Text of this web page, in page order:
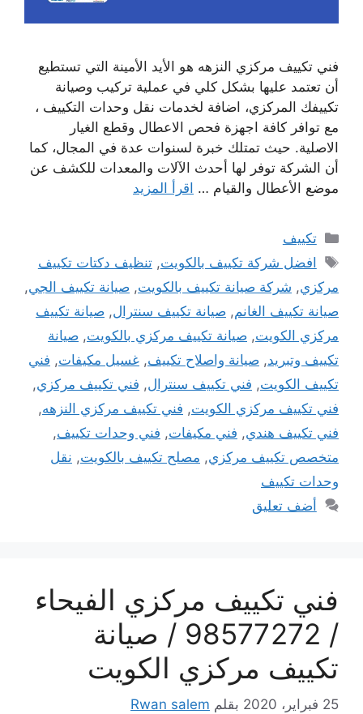
فني تكييف مركزي النزهه هو الأيد الأمينة التي تستطيع
أن تعتمد عليها بشكل كلي في عملية تركيب وصيانة
تكييفك المركزي، اضافة لخدمات نقل وحدات التكييف ،
مع توافر كافة اجهزة فحص الاعطال وقطع الغيار
الاصلية. حيث تمتلك خبرة لسنوات عدة في المجال، كما
أن الشركة توفر لها أحدث الآلات والمعدات للكشف عن
موضع الأعطال والقيام … اقرأ المزيد
التصنيفات
تكييف
الوسوم
افضل شركة تكييف بالكويت,تنظيف دكتات تكييف
مركزي, شركة صيانة تكييف بالكويت, صيانة تكييف الجي,
صيانة تكييف الغانم, صيانة تكييف سنترال, صيانة تكييف
مركزي الكويت, صيانة تكييف مركزي بالكويت, صيانة
تكييف وتبريد, صيانة واصلاح تكييف, غسيل مكيفات, فني
تكييف الكويت, فني تكييف سنترال, فني تكييف مركزي,
فني تكييف مركزي الكويت, فني تكييف مركزي النزهه,
فني تكييف هندي, فني مكيفات, فني وحدات تكييف,
متخصص تكييف مركزي, مصلح تكييف بالكويت, نقل
وحدات تكييف
أضف تعليق
فني تكييف مركزي الفيحاء
/ 98577272 / صيانة
تكييف مركزي الكويت
25 فبراير، 2020 بقلم Rwan salem